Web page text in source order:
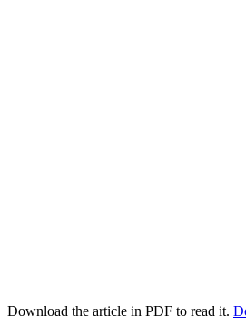
Download the article in PDF to read it.